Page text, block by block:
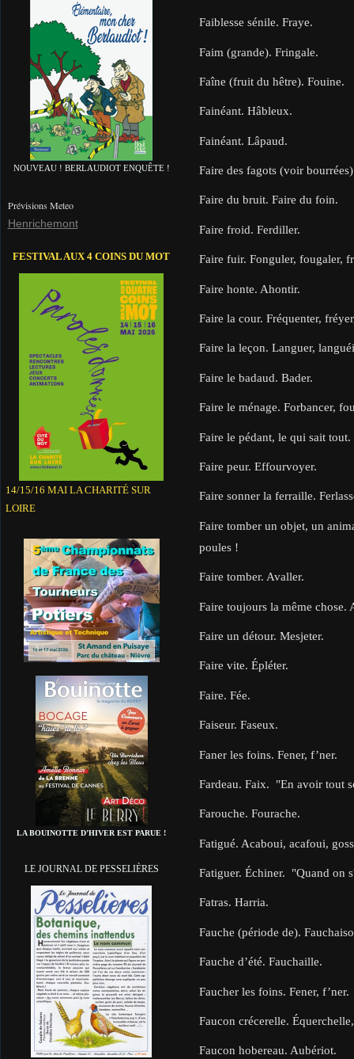
NOUVEAU ! BERLAUDIOT ENQUÊTE !
Prévisions Meteo
Henrichemont
FESTIVAL AUX 4 COINS DU MOT
14/15/16 MAI LA CHARITÉ SUR
LOIRE
LA BOUINOTTE D’HIVER EST PARUE !
LE JOURNAL DE PESSELIÈRES
Faiblesse sénile. Fraye.
Faim (grande). Fringale.
Faîne (fruit du hêtre). Fouine.
Fainéant. Hâbleux.
Fainéant. Lâpaud.
Faire des fagots (voir
Faire du bruit. Faire du foin.
Faire froid. Ferdiller.
Faire fuir. Fonguler, fougaler,
Faire honte. Ahontir.
Faire la cour. Fréquenter,
Faire la leçon. Languer,
Faire le badaud. Bader.
Faire le ménage. Forbancer,
Faire le pédant, le qui sait
Faire peur. Effourvoyer.
Faire sonner la ferraille.
Faire tomber un objet, un
poules !
Faire tomber. Avaller.
Faire toujours la même chose.
Faire un détour. Mesjeter.
Faire vite. Épléter.
Faire. Fée.
Faiseur. Faseux.
Faner les foins. Fener, f’ner.
Fardeau. Faix. "En avoir tout
Farouche. Fourache.
Fatigué. Acaboui, acafoui,
Fatiguer. Échiner. "Quand on
Fatras. Harria.
Fauche (période de).
Fauche d’été. Fauchaille.
Faucher les foins. Fener, f’ner.
Faucon crécerelle.
Faucon hobereau. Aubériot.